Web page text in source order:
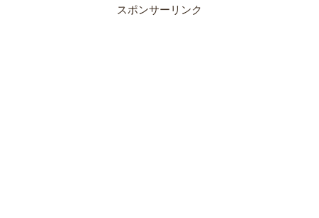
スポンサーリンク